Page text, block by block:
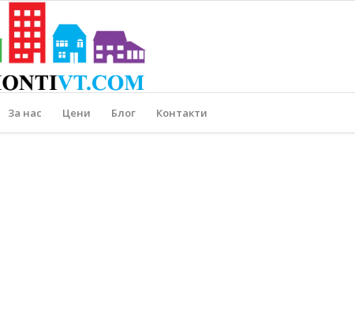
За нас Цени Блог Контакти